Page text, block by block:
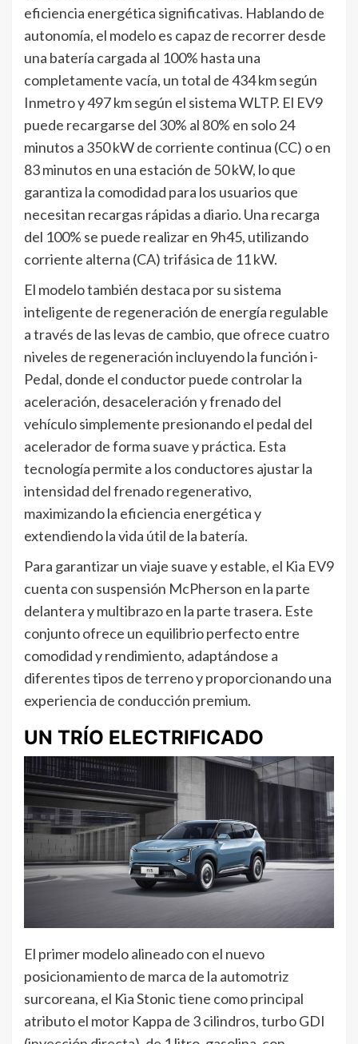
eficiencia energética significativas. Hablando de
autonomía, el modelo es capaz de recorrer desde
una batería cargada al 100% hasta una
completamente vacía, un total de 434 km según
Inmetro y 497 km según el sistema WLTP. El EV9
puede recargarse del 30% al 80% en solo 24
minutos a 350 kW de corriente continua (CC) o en
83 minutos en una estación de 50 kW, lo que
garantiza la comodidad para los usuarios que
necesitan recargas rápidas a diario. Una recarga
del 100% se puede realizar en 9h45, utilizando
corriente alterna (CA) trifásica de 11 kW.
El modelo también destaca por su sistema
inteligente de regeneración de energía regulable
a través de las levas de cambio, que ofrece cuatro
niveles de regeneración incluyendo la función i-
Pedal, donde el conductor puede controlar la
aceleración, desaceleración y frenado del
vehículo simplemente presionando el pedal del
acelerador de forma suave y práctica. Esta
tecnología permite a los conductores ajustar la
intensidad del frenado regenerativo,
maximizando la eficiencia energética y
extendiendo la vida útil de la batería.
Para garantizar un viaje suave y estable, el Kia EV9
cuenta con suspensión McPherson en la parte
delantera y multibrazo en la parte trasera. Este
conjunto ofrece un equilibrio perfecto entre
comodidad y rendimiento, adaptándose a
diferentes tipos de terreno y proporcionando una
experiencia de conducción premium.
UN TRÍO ELECTRIFICADO
El primer modelo alineado con el nuevo
posicionamiento de marca de la automotriz
surcoreana, el Kia Stonic tiene como principal
atributo el motor Kappa de 3 cilindros, turbo GDI